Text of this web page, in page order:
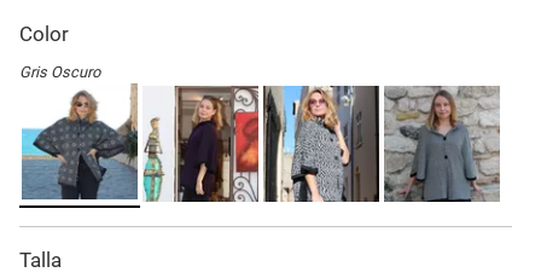
Color
Gris Oscuro
Talla